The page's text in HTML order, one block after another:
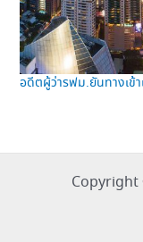
อดีตผู้ว่ารฟม.ยันทางเข้